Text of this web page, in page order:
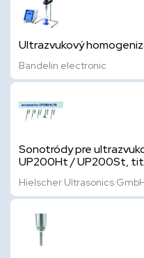
Ultrazvukový
Bandelin electronic
Sonotródy pre
UP200Ht / UP200St,
Hielscher Ultrasonics